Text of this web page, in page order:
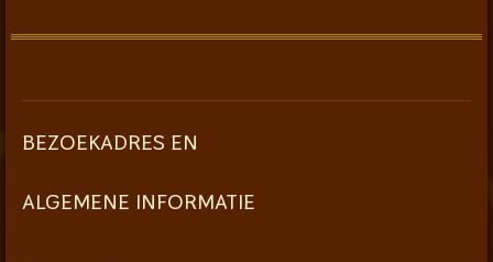
BEZOEKADRES EN
ALGEMENE INFORMATIE